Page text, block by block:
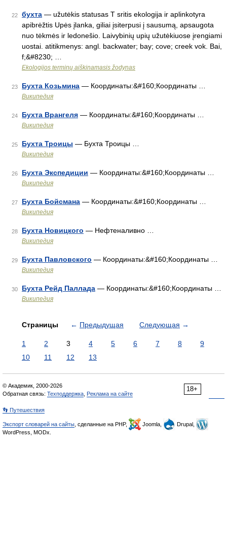
22 бухта — užutėkis statusas T sritis ekologija ir aplinkotyra
apibrėžtis Upės įlanka, giliai įsiterpusi į sausumą, apsaugota
nuo tėkmės ir ledonešio. Laivybinių upių užutėkiuose įrengiami
uostai. atitikmenys: angl. backwater; bay; cove; creek vok. Bai,
f;&#8230; …
Ekologijos terminų aiškinamasis žodynas
23 Бухта Козьмина — Координаты:&#160;Координаты …
Википедия
24 Бухта Врангеля — Координаты:&#160;Координаты …
Википедия
25 Бухта Троицы — Бухта Троицы …
Википедия
26 Бухта Экспедиции — Координаты:&#160;Координаты …
Википедия
27 Бухта Бойсмана — Координаты:&#160;Координаты …
Википедия
28 Бухта Новицкого — Нефтеналивно …
Википедия
29 Бухта Павловского — Координаты:&#160;Координаты …
Википедия
30 Бухта Рейд Паллада — Координаты:&#160;Координаты …
Википедия
Страницы ← Предыдущая Следующая →
1 2 3 4 5 6 7 8
9
10
11 12 13
18+
© Академик, 2000-2026
Обратная связь: Техподдержка Реклама на сайте
👣 Путешествия
Экспорт словарей на сайты , сделанные на PHP, Joomla,
Drupal,
WordPress, MODx.